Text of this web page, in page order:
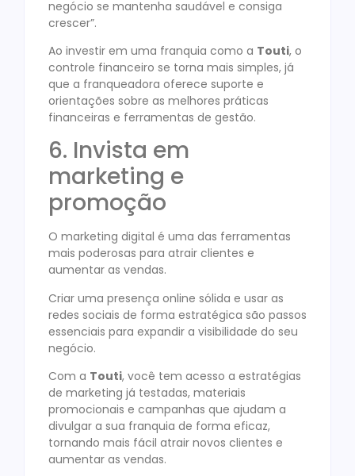
negócio se mantenha saudável e consiga
crescer”.
Ao investir em uma franquia como a Touti, o
controle financeiro se torna mais simples, já
que a franqueadora oferece suporte e
orientações sobre as melhores práticas
financeiras e ferramentas de gestão.
6. Invista em
marketing e
promoção
O marketing digital é uma das ferramentas
mais poderosas para atrair clientes e
aumentar as vendas.
Criar uma presença online sólida e usar as
redes sociais de forma estratégica são passos
essenciais para expandir a visibilidade do seu
negócio.
Com a Touti, você tem acesso a estratégias
de marketing já testadas, materiais
promocionais e campanhas que ajudam a
divulgar a sua franquia de forma eficaz,
tornando mais fácil atrair novos clientes e
aumentar as vendas.